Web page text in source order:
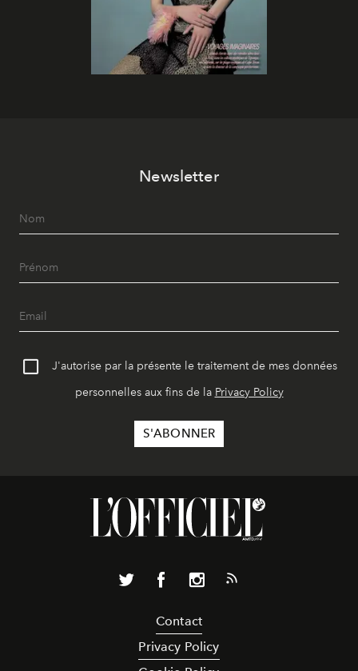
Newsletter
J'autorise par la présente le traitement de mes données
personnelles aux fins de la Privacy Policy
Contact
Privacy Policy